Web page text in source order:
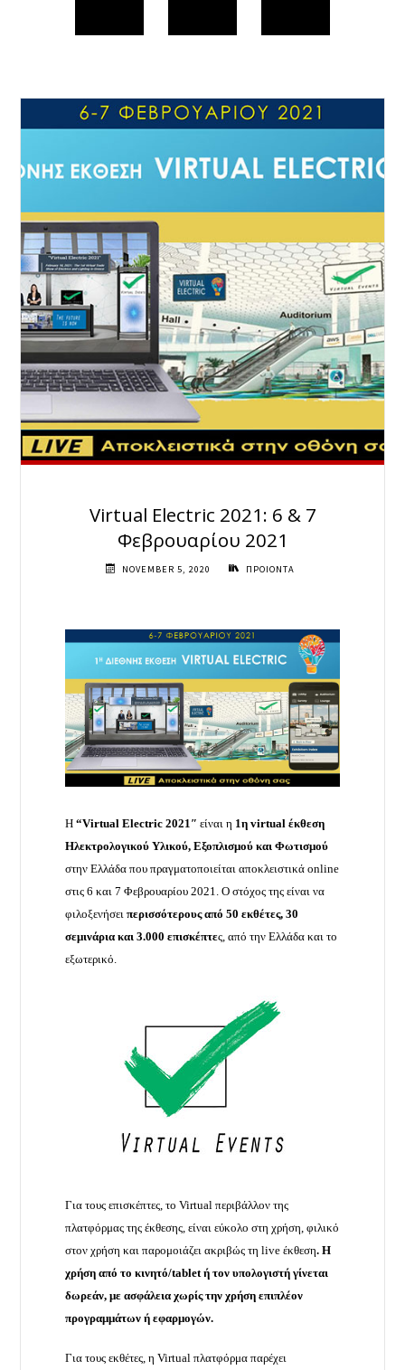
Virtual Electric 2021: 6 & 7
Φεβρουαρίου 2021
NOVEMBER 5, 2020 ΠΡΟΙΟΝΤΑ
Η “Virtual Electric2021″ είναι η 1η virtual έκθεση
Ηλεκτρολογικού Υλικού, Εξοπλισμού και Φωτισμού
στην Ελλάδα που πραγματοποιείται αποκλειστικά online
στις 6 και 7 Φεβρουαρίου 2021. Ο στόχος της είναι να
φιλοξενήσει περισσότερους από 50 εκθέτες, 30
σεμινάρια και 3.000 επισκέπτες, από την Ελλάδα και το
εξωτερικό.
Για τους επισκέπτες, το Virtual περιβάλλον της
πλατφόρμας της έκθεσης, είναι εύκολο στη χρήση, φιλικό
στον χρήση και παρομοιάζει ακριβώς τη live έκθεση. Η
χρήση από το κινητό/tablet ή τον υπολογιστή γίνεται
δωρεάν, με ασφάλεια χωρίς την χρήση επιπλέον
προγραμμάτων ή εφαρμογών.
Για τους εκθέτες, η Virtual πλατφόρμα παρέχει